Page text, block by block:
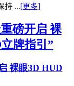
持 ...[更多]
裸眼3D HUD